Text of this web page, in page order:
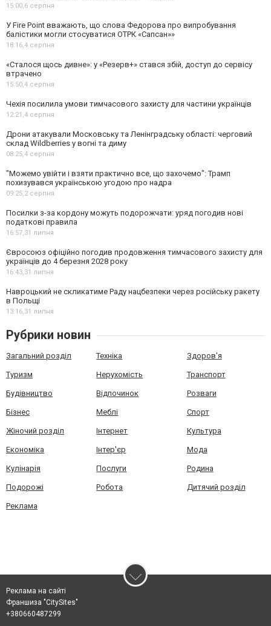
15:00,6 серпня
У Fire Point вважають, що слова Федорова про випробування
балістики могли стосуватися ОТРК «Сапсан»»
18:16,4 серпня
«Сталося щось дивне»: у «Резерв+» стався збій, доступ до сервісу
втрачено
15:50,4 серпня
Чехія посилила умови тимчасового захисту для частини українців
12:21,4 серпня
Дрони атакували Московську та Ленінградську області: черговий
склад Wildberries у вогні та диму
08:25,4 серпня
"Можемо увійти і взяти практично все, що захочемо": Трамп
похизувався українською угодою про надра
09:25,2 серпня
Посилки з-за кордону можуть подорожчати: уряд погодив нові
податкові правила
16:57,31 липня
Євросоюз офіційно погодив продовження тимчасового захисту для
українців до 4 березня 2028 року
16:43,31 липня
Навроцький не скликатиме Раду нацбезпеки через російську ракету
в Польщі
13:16,31 липня
Рубрики новин
Загальний розділ Техніка Здоров'я
Туризм Нерухомість Транспорт
Будівництво Відпочинок Розваги
Бізнес Меблі Спорт
Жіночий розділ Інтернет Культура
Економіка Інтер'єр Мода
Кулінарія Послуги Родина
Подорожі Робота Дитячий розділ
Реклама
Реклама на сайті
Франшиза "CitySites"
+380660487299